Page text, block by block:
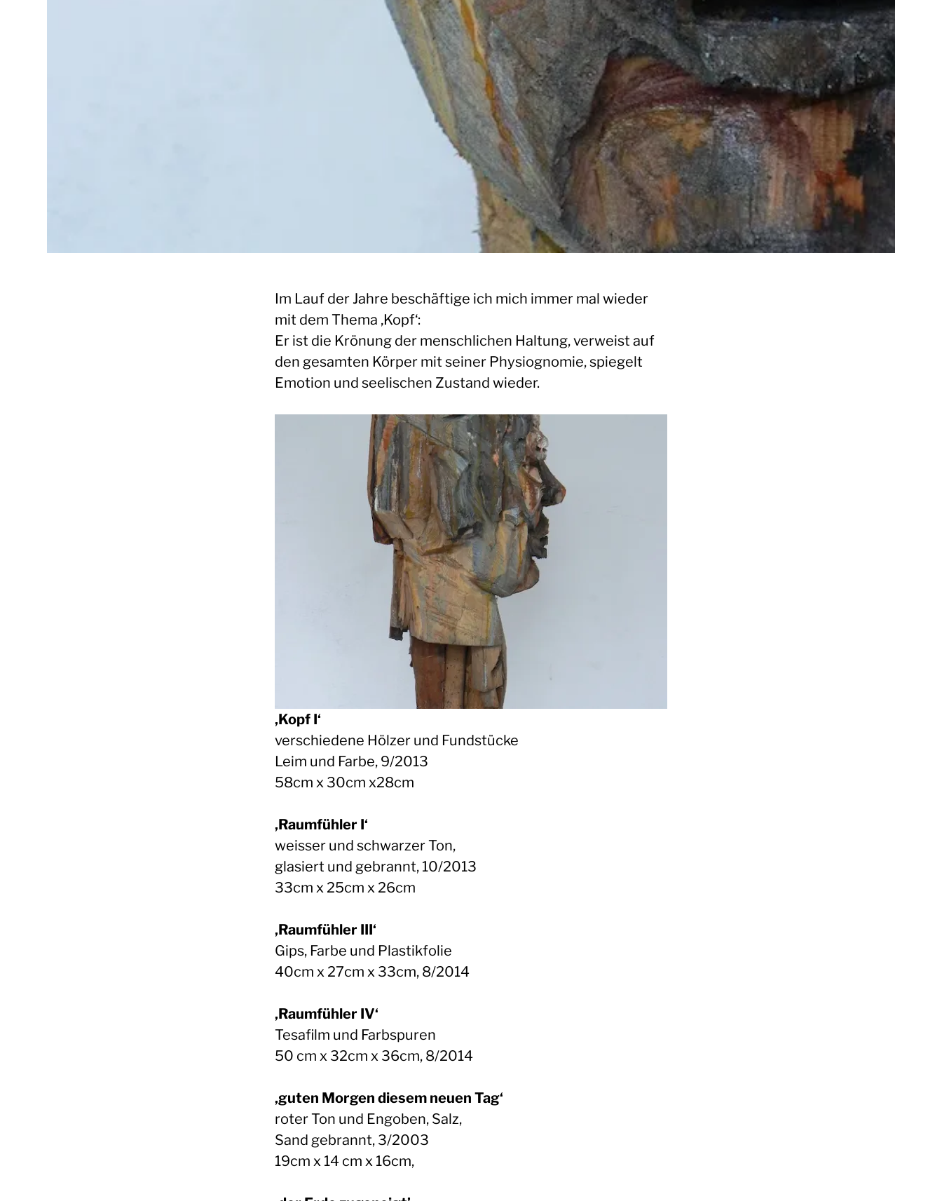
Im Lauf der Jahre beschäftige ich mich immer mal wieder
mit dem Thema ‚Kopf‘:
Er ist die Krönung der menschlichen Haltung, verweist auf
den gesamten Körper mit seiner Physiognomie, spiegelt
Emotion und seelischen Zustand wieder.
‚Kopf I‘
verschiedene Hölzer und Fundstücke
Leim und Farbe, 9/2013
58cm x 30cm x28cm
‚Raumfühler I‘
weisser und schwarzer Ton,
glasiert und gebrannt, 10/2013
33cm x 25cm x 26cm
‚Raumfühler III‘
Gips, Farbe und Plastikfolie
40cm x 27cm x 33cm, 8/2014
‚Raumfühler IV‘
Tesafilm und Farbspuren
50 cm x 32cm x 36cm, 8/2014
‚guten Morgen diesem neuen Tag‘
roter Ton und Engoben, Salz,
Sand gebrannt, 3/2003
19cm x 14 cm x 16cm,